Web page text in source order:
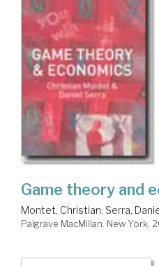
Game theory and
Montet, Christian; Serra,
Palgrave MacMillan. New York,